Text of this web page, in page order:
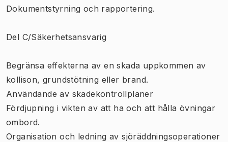
Dokumentstyrning och rapportering.
Del C/Säkerhetsansvarig
Begränsa effekterna av en skada uppkommen av
kollison, grundstötning eller brand.
Användande av skadekontrollplaner
Fördjupning i vikten av att ha och att hålla övningar
ombord.
Organisation och ledning av sjöräddningsoperationer